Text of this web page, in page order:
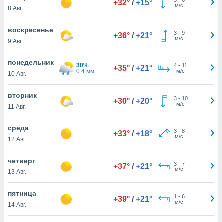
действия
рекламу
нашей
cookie
cookie
в
нашего
8 Авг.
+32° / +15°
м/с
воскресенье
9 Авг.
+36° / +21° 3- 9
м/с
понедельник
10 Авг.
30%
0.4 мм
+35° / +21° 4- 11
м/с
вторник
11 Авг.
+30° / +20° 3- 10
м/с
среда
12 Авг.
+33° / +18° 3- 8
м/с
четверг
13 Авг.
+37° / +21° 3- 7
м/с
пятница
14 Авг.
+39° / +21° 1 - 6
м/с